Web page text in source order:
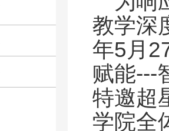
教学深
年5 月
赋能---
特邀超
学院全